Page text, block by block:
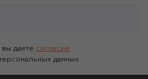
даете согласие
данных